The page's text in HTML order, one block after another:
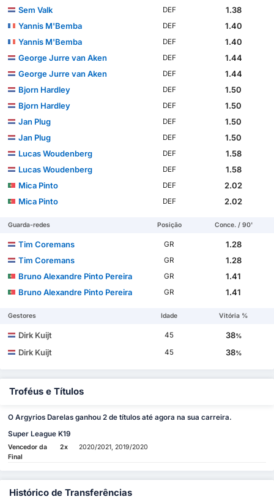
Sem Valk
DEF
1.38
Yannis M'Bemba
DEF
1.40
Yannis M'Bemba
DEF
1.40
George Jurre van Aken
DEF
1.44
George Jurre van Aken
DEF
1.44
Bjorn Hardley
DEF
1.50
Bjorn Hardley
DEF
1.50
Jan Plug
DEF
1.50
Jan Plug
DEF
1.50
Lucas Woudenberg
DEF
1.58
Lucas Woudenberg
DEF
1.58
Mica Pinto
DEF
2.02
Mica Pinto
DEF 2.02
Guarda-redes Posição Conce. / 90'
Tim Coremans GR
1.28
Tim Coremans
GR
1.28
Bruno Alexandre Pinto Pereira
GR
1.41
Bruno Alexandre Pinto Pereira
GR 1.41
Gestores Idade Vitória %
Dirk Kuijt 45 38%
Dirk Kuijt 45 38%
Troféus e Títulos
O Argyrios Darelas ganhou 2 de títulos até agora na sua carreira.
Super League K19
Vencedor da
Final
2x 2020/2021, 2019/2020
Histórico de Transferências